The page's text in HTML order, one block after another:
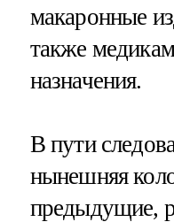
макаронные
также
назначения.
В пути
нынешняя
предыдущие,